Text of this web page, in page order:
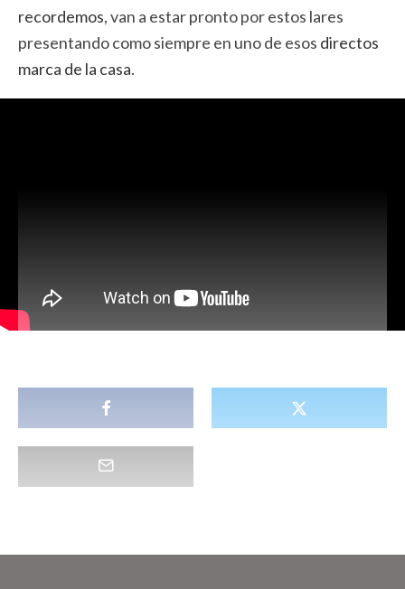
recordemos, van a estar pronto por estos lares
presentando como siempre en uno de esos directos
marca de la casa.